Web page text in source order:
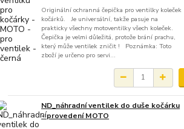
Originální ochranná čepička pro ventilky koleček
kočárků. Je universální, takže pasuje na
prakticky všechny motoventilky všech koleček.
Čepička je velmi důležitá, protože brání prachu,
který může ventilek zničit ! Poznámka: Toto
zboží je určeno pro servi...
ND_náhradní ventilek do duše kočárku
- provedení MOTO